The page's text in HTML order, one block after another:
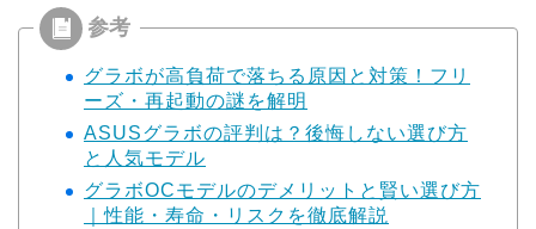
グラボが高負荷で落ちる原因と対策！フリ
ーズ・再起動の謎を解明
ASUSグラボの評判は？後悔しない選び方
と人気モデル
グラボOCモデルのデメリットと賢い選び方
｜性能・寿命・リスクを徹底解説